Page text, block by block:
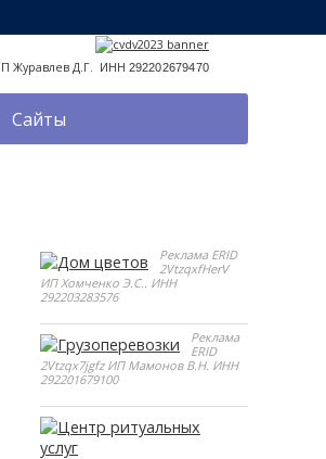
Журавлев Д.Г. ИНН 292202679470
Сайты
Реклама ERID
2VtzqxfHerV
ИП Хомченко Э.С.. ИНН
292203283576
Реклама
ERID
2Vtzqx7jgfz ИП Мамонов В.Н. ИНН
292201679100